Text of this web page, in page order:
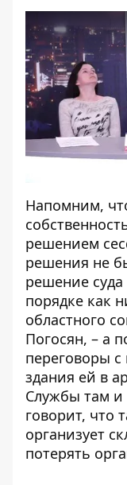
Напомним,
решением
решения не
решение
порядке как
областного
Погосян, – а
переговоры
здания ей в
Службы там и
говорит, что
организует
потерять